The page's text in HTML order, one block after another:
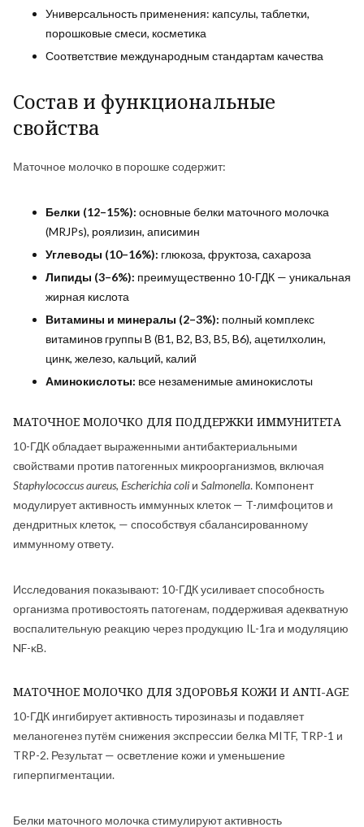
Универсальность применения: капсулы, таблетки,
порошковые смеси, косметика
Соответствие международным стандартам качества
Состав и функциональные
свойства
Маточное молочко в порошке содержит:
Белки (12–15%): основные белки маточного молочка
(MRJPs), роялизин, аписимин
Углеводы (10–16%): глюкоза, фруктоза, сахароза
Липиды (3–6%): преимущественно 10-ГДК — уникальная
жирная кислота
Витамины и минералы (2–3%): полный комплекс
витаминов группы B (B1, B2, B3, B5, B6), ацетилхолин,
цинк, железо, кальций, калий
Аминокислоты: все незаменимые аминокислоты
МАТОЧНОЕ МОЛОЧКО ДЛЯ ПОДДЕРЖКИ ИММУНИТЕТА
10-ГДК обладает выраженными антибактериальными
свойствами против патогенных микроорганизмов, включая
Staphylococcus aureus, Escherichia coli и Salmonella. Компонент
модулирует активность иммунных клеток — T-лимфоцитов и
дендритных клеток, — способствуя сбалансированному
иммунному ответу.
Исследования показывают: 10-ГДК усиливает способность
организма противостоять патогенам, поддерживая адекватную
воспалительную реакцию через продукцию IL-1ra и модуляцию
NF-κB.
МАТОЧНОЕ МОЛОЧКО ДЛЯ ЗДОРОВЬЯ КОЖИ И ANTI-AGE
10-ГДК ингибирует активность тирозиназы и подавляет
меланогенез путём снижения экспрессии белка MITF, TRP-1 и
TRP-2. Результат — осветление кожи и уменьшение
гиперпигментации.
Белки маточного молочка стимулируют активность